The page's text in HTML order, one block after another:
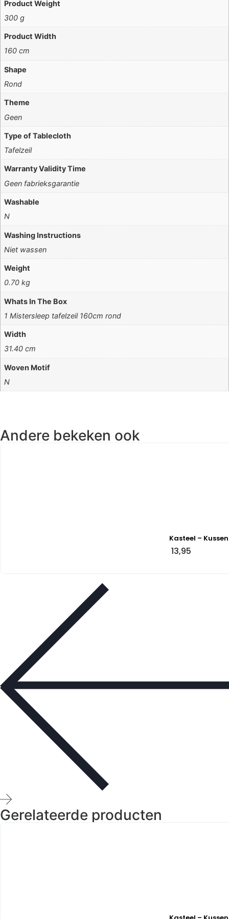
Product Weight
300 g
Product Width
160 cm
Shape
Rond
Theme
Geen
Type of Tablecloth
Tafelzeil
Warranty Validity Time
Geen fabrieksgarantie
Washable
N
Washing Instructions
Niet wassen
Weight
0.70 kg
Whats In The Box
1 Mistersleep tafelzeil 160cm rond
Width
31.40 cm
Woven Motif
N
Andere bekeken ook
Kasteel –
13,95
Gerelateerde producten